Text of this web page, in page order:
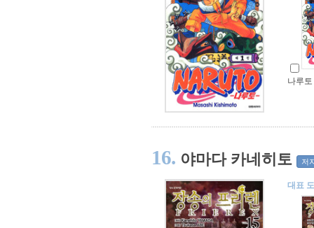
나루
16. 야마다 카네히토 저
대표